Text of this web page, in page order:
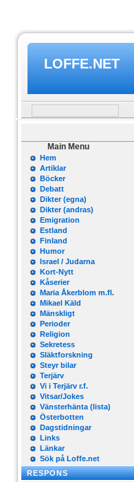
LOFFE.NET
Main Menu
Hem
Artiklar
Böcker
Debatt
Dikter (egna)
Dikter (andras)
Emigration
Estland
Finland
Humor
Israel / Judarna
Kort-Nytt
Kåserier
Maria Åkerblom m.fl.
Mikael Käld
Mänskligt
Perioder
Religion
Sekretess
Släktforskning
Steyr bilar
Terjärv
Vi i Terjärv r.f.
Vitsar/Jokes
Vänsterhänta (lista)
Österbotten
Dagstidningar
Links
Länkar
Sök på Loffe.net
RESPONS